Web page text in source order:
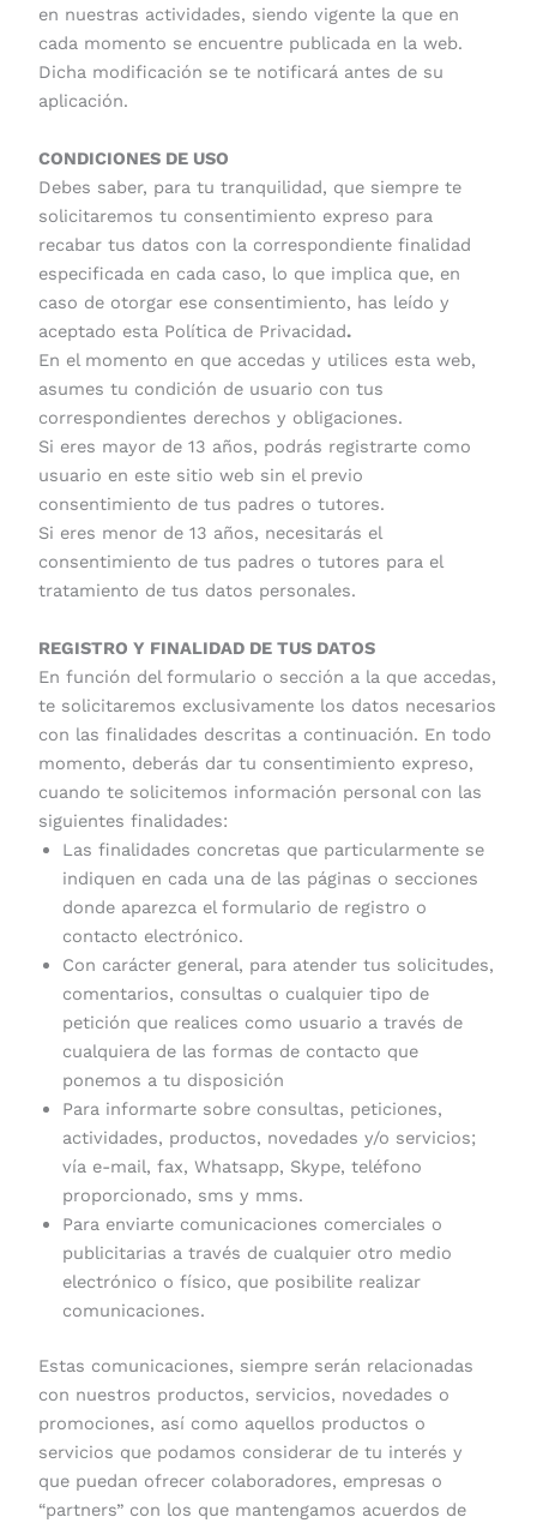
en nuestras actividades, siendo vigente la que en
cada momento se encuentre publicada en la web.
Dicha modificación se te notificará antes de su
aplicación.
CONDICIONES DE USO
Debes saber, para tu tranquilidad, que siempre te
solicitaremos tu consentimiento expreso para
recabar tus datos con la correspondiente finalidad
especificada en cada caso, lo que implica que, en
caso de otorgar ese consentimiento, has leído y
aceptado esta Política de Privacidad.
En el momento en que accedas y utilices esta web,
asumes tu condición de usuario con tus
correspondientes derechos y obligaciones.
Si eres mayor de 13 años, podrás registrarte como
usuario en este sitio web sin el previo
consentimiento de tus padres o tutores.
Si eres menor de 13 años, necesitarás el
consentimiento de tus padres o tutores para el
tratamiento de tus datos personales.
REGISTRO Y FINALIDAD DE TUS DATOS
En función del formulario o sección a la que accedas,
te solicitaremos exclusivamente los datos necesarios
con las finalidades descritas a continuación. En todo
momento, deberás dar tu consentimiento expreso,
cuando te solicitemos información personal con las
siguientes finalidades:
Las finalidades concretas que particularmente se
indiquen en cada una de las páginas o secciones
donde aparezca el formulario de registro o
contacto electrónico.
Con carácter general, para atender tus solicitudes,
comentarios, consultas o cualquier tipo de
petición que realices como usuario a través de
cualquiera de las formas de contacto que
ponemos a tu disposición
Para informarte sobre consultas, peticiones,
actividades, productos, novedades y/o servicios;
vía e-mail, fax, Whatsapp, Skype, teléfono
proporcionado, sms y mms.
Para enviarte comunicaciones comerciales o
publicitarias a través de cualquier otro medio
electrónico o físico, que posibilite realizar
comunicaciones.
Estas comunicaciones, siempre serán relacionadas
con nuestros productos, servicios, novedades o
promociones, así como aquellos productos o
servicios que podamos considerar de tu interés y
que puedan ofrecer colaboradores, empresas o
“partners” con los que mantengamos acuerdos de